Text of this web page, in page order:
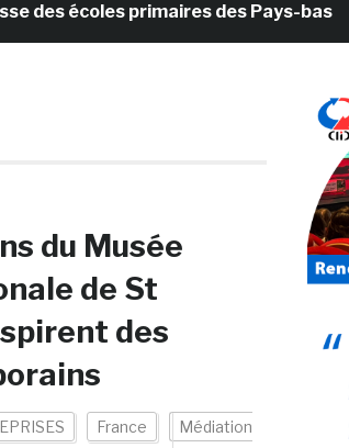
écoles primaires des Pays-bas
du Musée
de St
des
France Médiation